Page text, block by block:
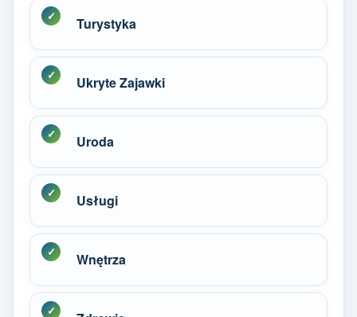
Turystyka
Ukryte Zajawki
Uroda
Usługi
Wnętrza